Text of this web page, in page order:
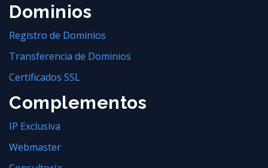
Dominios
Registro de Dominios
Transferencia de Dominios
Certificados SSL
Complementos
IP Exclusiva
Webmaster